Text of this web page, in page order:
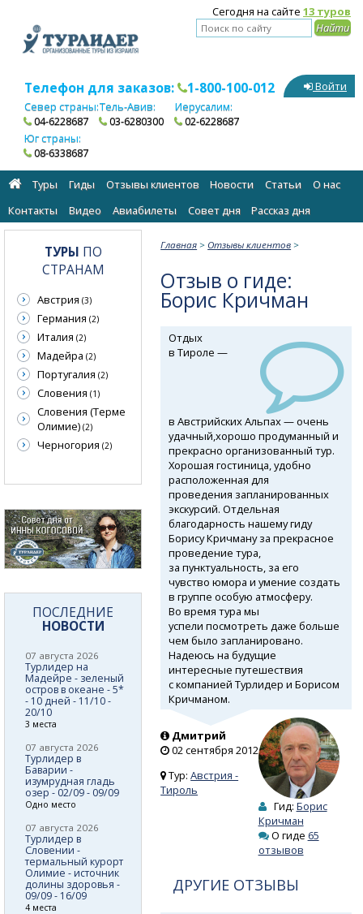
Сегодня на сайте 13 туров
Телефон для заказов: 1-800-100-012
Север страны:
04-6228687
Тель-Авив:
03-6280300
Иерусалим:
02-6228687
Юг страны:
08-6338687
Войти
Туры Гиды Отзывы клиентов Новости Статьи
О нас
Контакты
Видео Авиабилеты Cовет дня Рассказ дня
Главная > Отзывы клиентов >
Отзыв о гиде:
Борис Кричман
Отдых
в Тироле —
в Австрийских Альпах — очень
удачный,хорошо продуманный и
прекрасно организованный тур.
Хорошая гостиница, удобно
расположенная для
проведения запланированных
экскурсий. Отдельная
благодарность нашему гиду
Борису Кричману за прекрасное
проведение тура,
за пунктуальность, за его
чувство юмора и умение создать
в группе особую атмосферу.
Во время тура мы
успели посмотреть даже больше
чем было запланировано.
Надеюсь на будущие
интересные путешествия
с компанией Турлидер и Борисом
Кричманом.
Дмитрий
02 сентября 2012
Тур:Австрия -
Тироль
Гид: Борис
Кричман
О гиде 65
отзывов
ДРУГИЕ ОТЗЫВЫ
ТУРЫ ПО
СТРАНАМ
Австрия (3)
Германия (2)
Италия (2)
Мадейра (2)
Португалия (2)
Словения (1)
Словения (Терме
Олимие) (2)
Черногория (2)
ПОСЛЕДНИЕ
НОВОСТИ
07 августа 2026
Турлидер на
Мадейре - зеленый
остров в океане - 5*
- 10 дней - 11/10 -
20/10
3 места
07 августа 2026
Турлидер в
Баварии -
изумрудная гладь
озер - 02/09 - 09/09
Одно место
07 августа 2026
Турлидер в
Словении -
термальный курорт
Олимие - источник
долины здоровья -
09/09 - 16/09
4 места